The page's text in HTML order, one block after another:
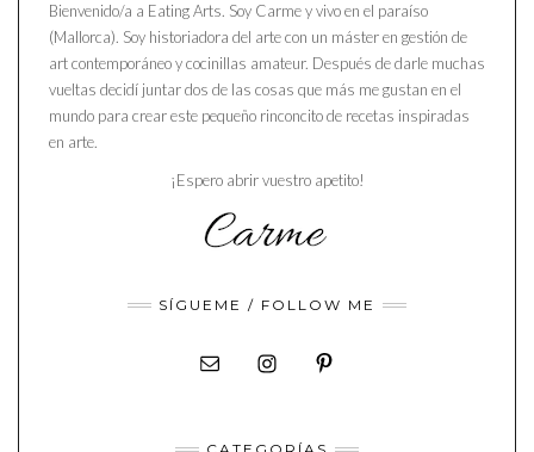
Bienvenido/a a Eating Arts. Soy Carme y vivo en el paraíso
(Mallorca). Soy historiadora del arte con un máster en gestión de
art contemporáneo y cocinillas amateur. Después de darle muchas
vueltas decidí juntar dos de las cosas que más me gustan en el
mundo para crear este pequeño rinconcito de recetas inspiradas
en arte.
¡Espero abrir vuestro apetito!
SÍGUEME / FOLLOW ME